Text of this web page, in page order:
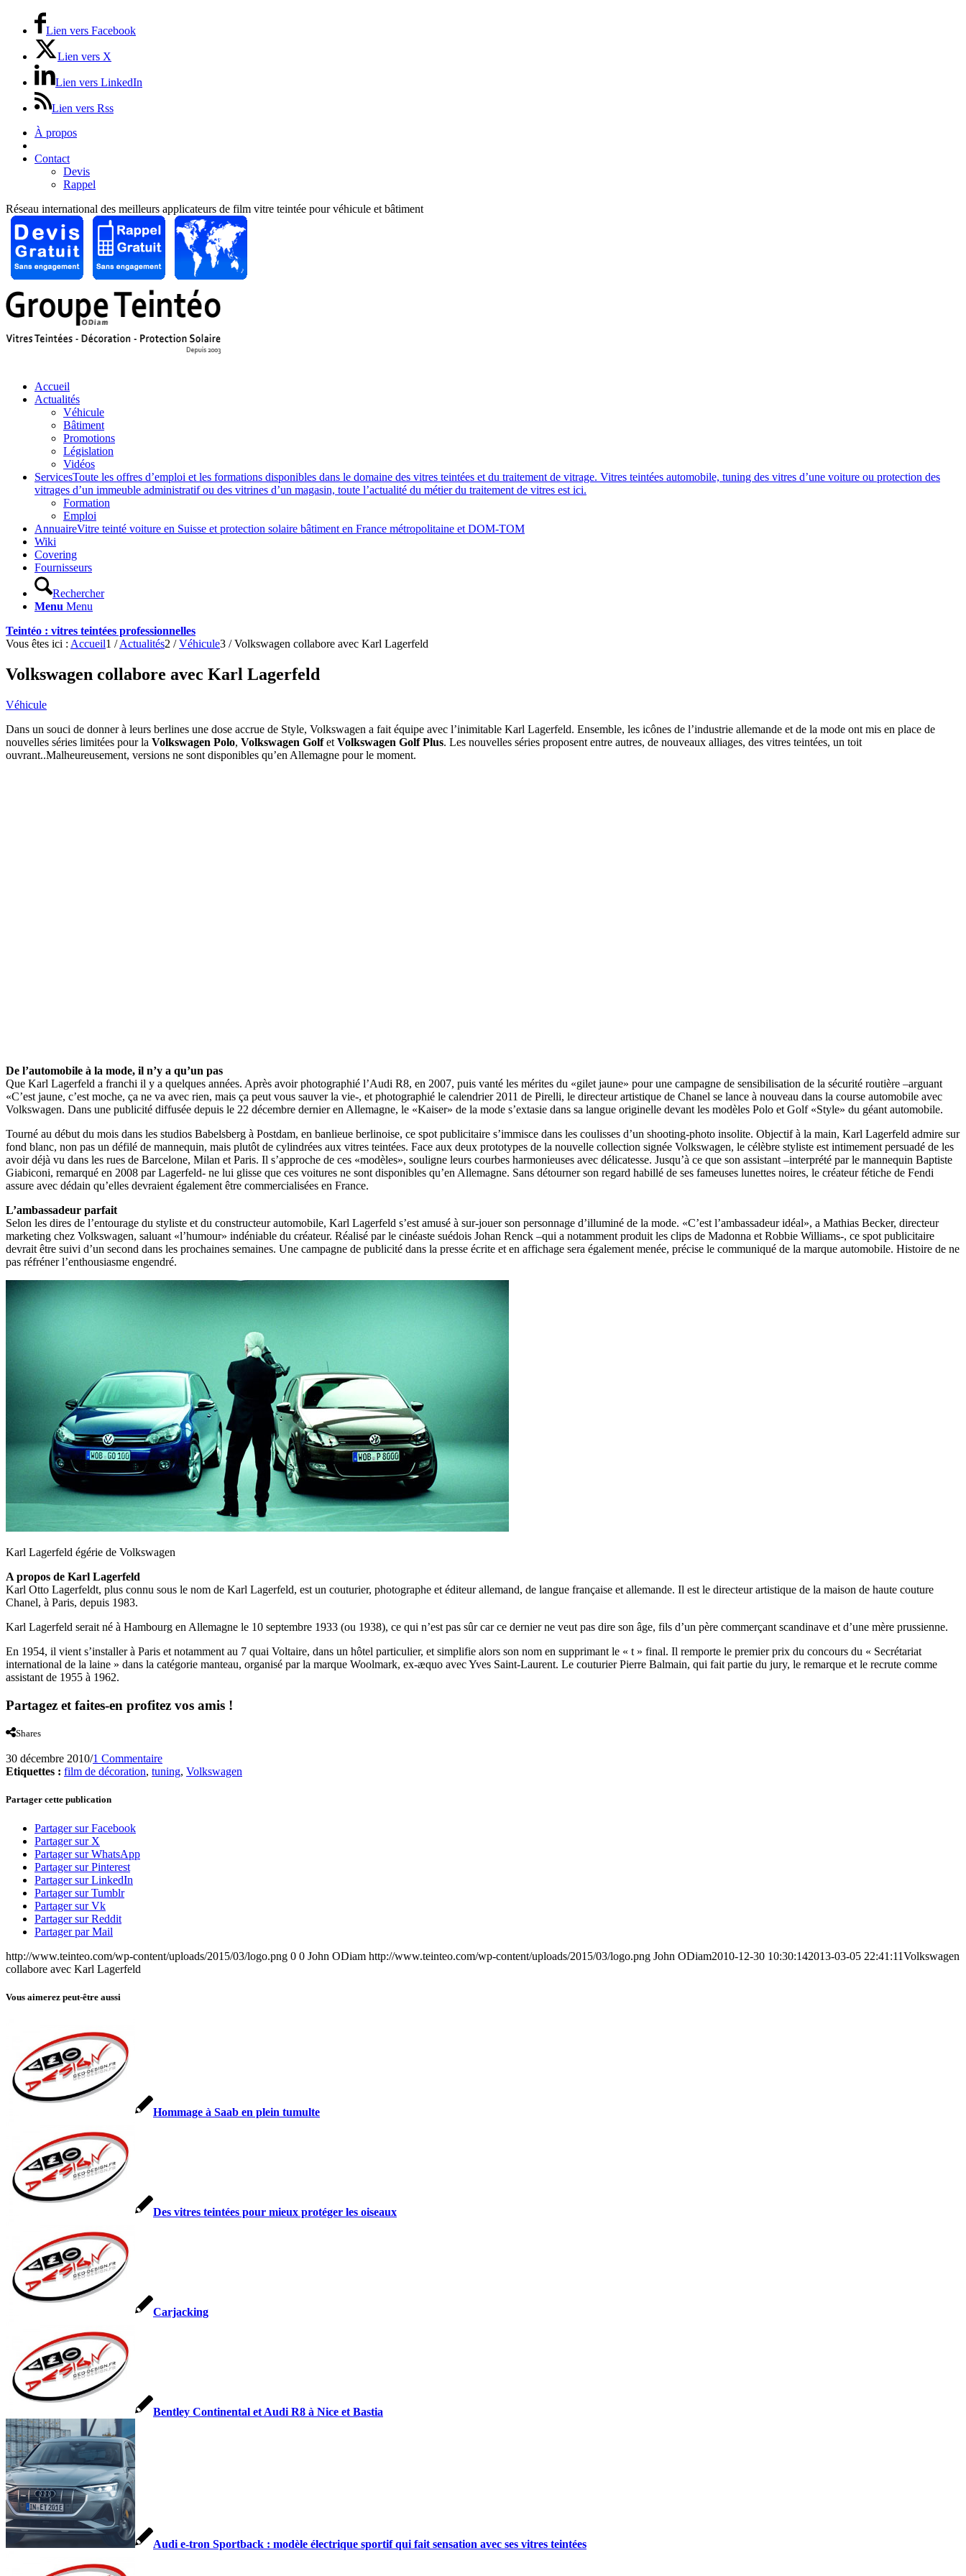
Lien vers Facebook
Lien vers X
Lien vers LinkedIn
Lien vers Rss
À propos
Contact
Devis
Rappel
Réseau international des meilleurs applicateurs de film vitre teintée pour véhicule et bâtiment
Accueil
Actualités
Véhicule
Bâtiment
Promotions
Législation
Vidéos
ServicesToute les offres d’emploi et les formations disponibles dans le domaine des vitres teintées et du traitement de vitrage. Vitres teintées automobile, tuning des vitres d’une voiture ou protection des
vitrages d’un immeuble administratif ou des vitrines d’un magasin, toute l’actualité du métier du traitement de vitres est ici.
Formation
Emploi
AnnuaireVitre teinté voiture en Suisse et protection solaire bâtiment en France métropolitaine et DOM-TOM
Wiki
Covering
Fournisseurs
Rechercher
Menu Menu
Teintéo : vitres teintées professionnelles
Vous êtes ici : Accueil1 / Actualités2 / Véhicule3 / Volkswagen collabore avec Karl Lagerfeld
Volkswagen collabore avec Karl Lagerfeld
Véhicule
Dans un souci de donner à leurs berlines une dose accrue de Style, Volkswagen a fait équipe avec l’inimitable Karl Lagerfeld. Ensemble, les icônes de l’industrie allemande et de la mode ont mis en place de
nouvelles séries limitées pour la Volkswagen Polo, Volkswagen Golfet Volkswagen Golf Plus. Les nouvelles séries proposent entre autres, de nouveaux alliages, des vitres teintées, un toit
ouvrant..Malheureusement, versions ne sont disponibles qu’en Allemagne pour le moment.
De l’automobile à la mode, il n’y a qu’un pas
Que Karl Lagerfeld a franchi il y a quelques années. Après avoir photographié l’Audi R8, en 2007, puis vanté les mérites du «gilet jaune» pour une campagne de sensibilisation de la sécurité routière –arguant
«C’est jaune, c’est moche, ça ne va avec rien, mais ça peut vous sauver la vie-, et photographié le calendrier 2011 de Pirelli, le directeur artistique de Chanel se lance à nouveau dans la course automobile avec
Volkswagen. Dans une publicité diffusée depuis le 22 décembre dernier en Allemagne, le «Kaiser» de la mode s’extasie dans sa langue originelle devant les modèles Polo et Golf «Style» du géant automobile.
Tourné au début du mois dans les studios Babelsberg à Postdam, en banlieue berlinoise, ce spot publicitaire s’immisce dans les coulisses d’un shooting-photo insolite. Objectif à la main, Karl Lagerfeld admire sur
fond blanc, non pas un défilé de mannequin, mais plutôt de cylindrées aux vitres teintées. Face aux deux prototypes de la nouvelle collection signée Volkswagen, le célèbre styliste est intimement persuadé de les
avoir déjà vu dans les rues de Barcelone, Milan et Paris. Il s’approche de ces «modèles», souligne leurs courbes harmonieuses avec délicatesse. Jusqu’à ce que son assistant –interprété par le mannequin Baptiste
Giabiconi, remarqué en 2008 par Lagerfeld- ne lui glisse que ces voitures ne sont disponibles qu’en Allemagne. Sans détourner son regard habillé de ses fameuses lunettes noires, le créateur fétiche de Fendi
assure avec dédain qu’elles devraient également être commercialisées en France.
L’ambassadeur parfait
Selon les dires de l’entourage du styliste et du constructeur automobile, Karl Lagerfeld s’est amusé à sur-jouer son personnage d’illuminé de la mode. «C’est l’ambassadeur idéal», a Mathias Becker, directeur
marketing chez Volkswagen, saluant «l’humour» indéniable du créateur. Réalisé par le cinéaste suédois Johan Renck –qui a notamment produit les clips de Madonna et Robbie Williams-, ce spot publicitaire
devrait être suivi d’un second dans les prochaines semaines. Une campagne de publicité dans la presse écrite et en affichage sera également menée, précise le communiqué de la marque automobile. Histoire de ne
pas réfréner l’enthousiasme engendré.
Karl Lagerfeld égérie de Volkswagen
A propos de Karl Lagerfeld
Karl Otto Lagerfeldt, plus connu sous le nom de Karl Lagerfeld, est un couturier, photographe et éditeur allemand, de langue française et allemande. Il est le directeur artistique de la maison de haute couture
Chanel, à Paris, depuis 1983.
Karl Lagerfeld serait né à Hambourg en Allemagne le 10 septembre 1933 (ou 1938), ce qui n’est pas sûr car ce dernier ne veut pas dire son âge, fils d’un père commerçant scandinave et d’une mère prussienne.
En 1954, il vient s’installer à Paris et notamment au 7 quai Voltaire, dans un hôtel particulier, et simplifie alors son nom en supprimant le « t » final. Il remporte le premier prix du concours du « Secrétariat
international de la laine » dans la catégorie manteau, organisé par la marque Woolmark, ex-æquo avec Yves Saint-Laurent. Le couturier Pierre Balmain, qui fait partie du jury, le remarque et le recrute comme
assistant de 1955 à 1962.
Partagez et faites-en profitez vos amis !
Shares
30 décembre 2010/1 Commentaire
Etiquettes : film de décoration, tuning, Volkswagen
Partager cette publication
Partager sur Facebook
Partager sur X
Partager sur WhatsApp
Partager sur Pinterest
Partager sur LinkedIn
Partager sur Tumblr
Partager sur Vk
Partager sur Reddit
Partager par Mail
http://www.teinteo.com/wp-content/uploads/2015/03/logo.png 0 0 John ODiam http://www.teinteo.com/wp-content/uploads/2015/03/logo.png John ODiam2010-12-30 10:30:142013-03-05 22:41:11Volkswagen
collabore avec Karl Lagerfeld
Vous aimerez peut-être aussi
Hommage à Saab en plein tumulte
Des vitres teintées pour mieux protéger les oiseaux
Carjacking
Bentley Continental et Audi R8 à Nice et Bastia
Audi e-tron Sportback : modèle électrique sportif qui fait sensation avec ses vitres teintées